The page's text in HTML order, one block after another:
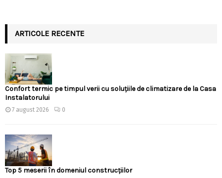
ARTICOLE RECENTE
Confort termic pe timpul verii cu soluțiile de climatizare de la Casa
Instalatorului
7 august 2026 0
Top 5 meserii în domeniul construcțiilor